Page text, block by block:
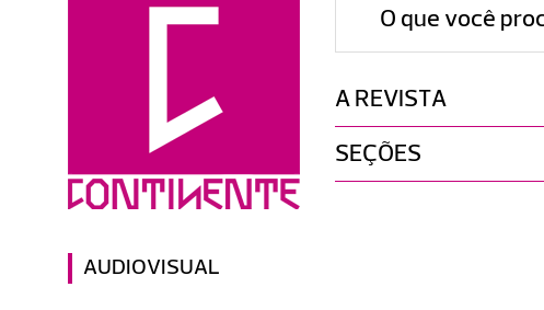
O que você
A REVISTA
SEÇÕES
AUDIOVISUAL